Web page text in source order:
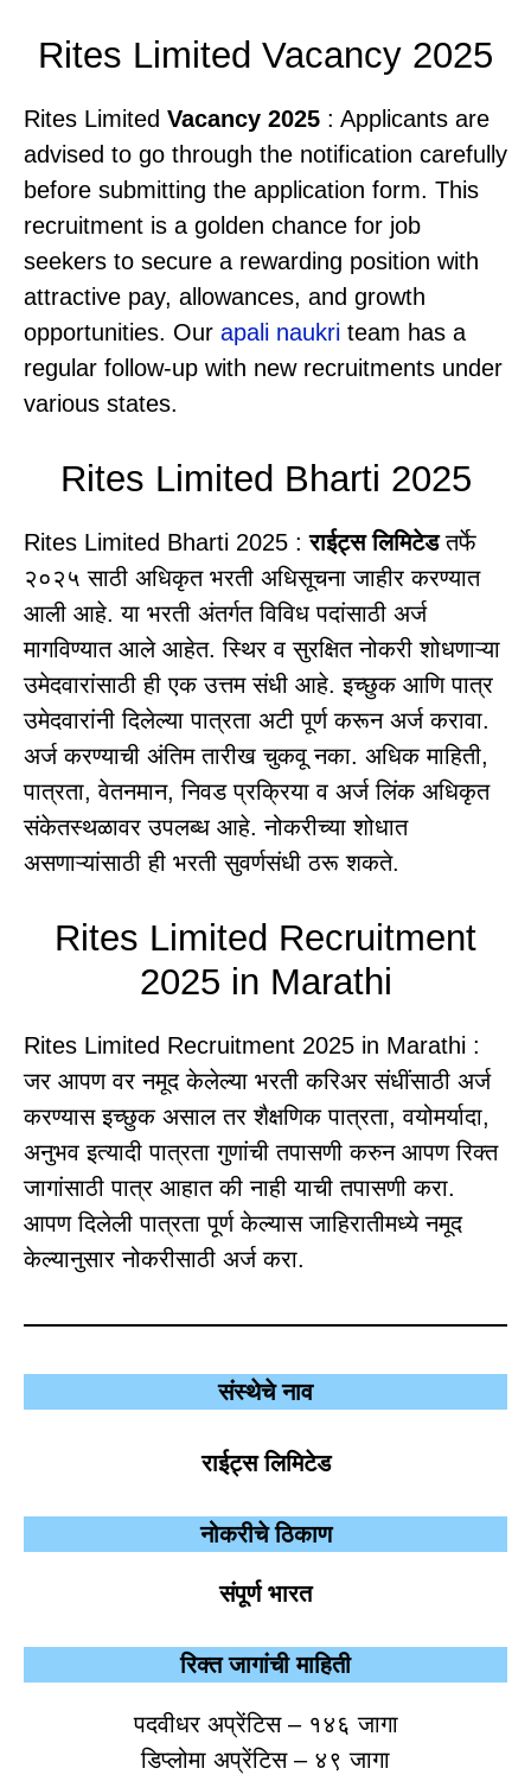
Rites Limited Vacancy 2025
Rites Limited Vacancy 2025 : Applicants are
advised to go through the notification carefully
before submitting the application form. This
recruitment is a golden chance for job
seekers to secure a rewarding position with
attractive pay, allowances, and growth
opportunities. Our apali naukri team has a
regular follow-up with new recruitments under
various states.
Rites Limited Bharti 2025
Rites Limited Bharti 2025 :राईट्स लिमिटेडतर्फे
२०२५ साठी अधिकृत भरती अधिसूचना जाहीर करण्यात
आली आहे. या भरती अंतर्गत विविध पदांसाठी अर्ज
मागविण्यात आले आहेत. स्थिर व सुरक्षित नोकरी शोधणाऱ्या
उमेदवारांसाठी ही एक उत्तम संधी आहे. इच्छुक आणि पात्र
उमेदवारांनी दिलेल्या पात्रता अटी पूर्ण करून अर्ज करावा.
अर्ज करण्याची अंतिम तारीख चुकवू नका. अधिक माहिती,
पात्रता, वेतनमान, निवड प्रक्रिया व अर्ज लिंक अधिकृत
संकेतस्थळावर उपलब्ध आहे. नोकरीच्या शोधात
असणाऱ्यांसाठी ही भरती सुवर्णसंधी ठरू शकते.
Rites Limited Recruitment
2025 in Marathi
Rites Limited Recruitment 2025 in Marathi :
जर आपण वर नमूद केलेल्या भरती करिअर संधींसाठी अर्ज
करण्यास इच्छुक असाल तर शैक्षणिक पात्रता, वयोमर्यादा,
अनुभव इत्यादी पात्रता गुणांची तपासणी करुन आपण रिक्त
जागांसाठी पात्र आहात की नाही याची तपासणी करा.
आपण दिलेली पात्रता पूर्ण केल्यास जाहिरातीमध्ये नमूद
केल्यानुसार नोकरीसाठी अर्ज करा.
संस्थेचे नाव
राईट्स लिमिटेड
नोकरीचे ठिकाण
संपूर्ण भारत
रिक्त जागांची माहिती
पदवीधर अप्रेंटिस – १४६ जागा
डिप्लोमा अप्रेंटिस – ४९ जागा